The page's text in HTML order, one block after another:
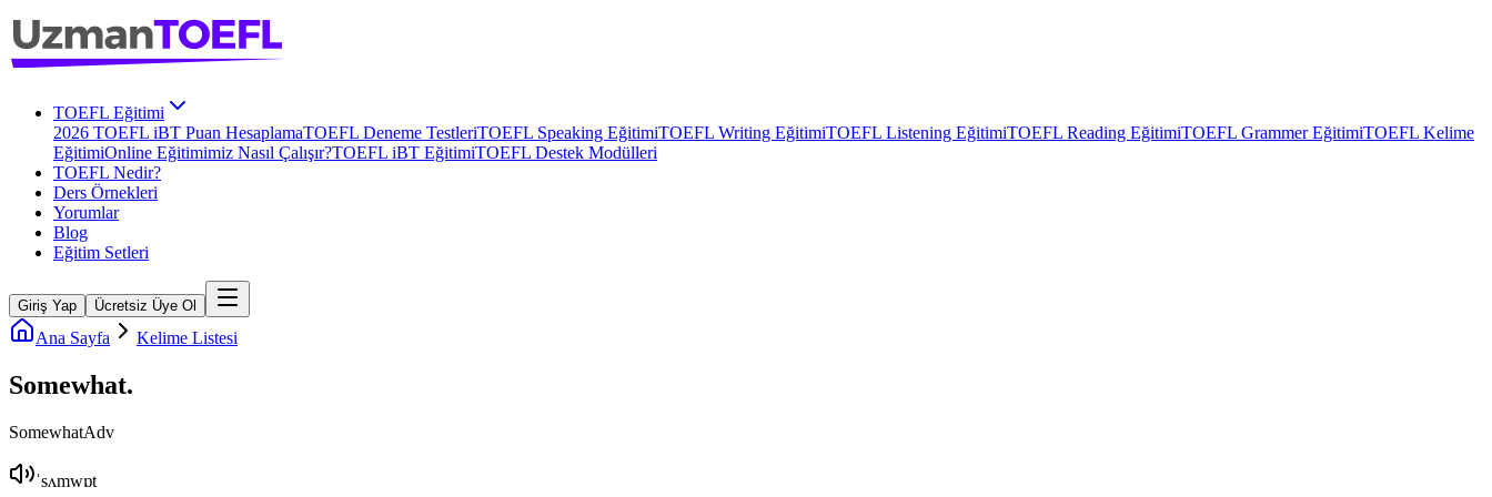
TOEFL Eğitimi
2026 TOEFL iBT Puan HesaplamaTOEFL Deneme TestleriTOEFL Speaking EğitimiTOEFL Writing EğitimiTOEFL Listening EğitimiTOEFL Reading EğitimiTOEFL Grammer EğitimiTOEFL Kelime
EğitimiOnline Eğitimimiz Nasıl Çalışır?TOEFL iBT EğitimiTOEFL Destek Modülleri
TOEFL Nedir?
Ders Örnekleri
Yorumlar
Blog
Eğitim Setleri
Giriş Yap Ücretsiz Üye Ol
Ana Sayfa Kelime Listesi
Somewhat.
SomewhatAdv
ˈsʌmwɒt